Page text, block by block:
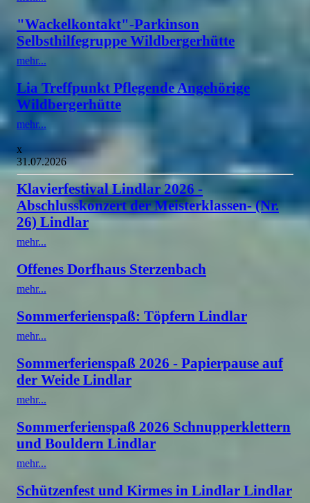
"Wackelkontakt"-Parkinson
Selbsthilfegruppe Wildbergerhütte
mehr...
Lia Treffpunkt Pflegende Angehörige
Wildbergerhütte
mehr...
x
31.07.2026
Klavierfestival Lindlar 2026 -
Abschlusskonzert der Meisterklassen- (Nr.
26) Lindlar
mehr...
Offenes Dorfhaus Sterzenbach
mehr...
Sommerferienspaß: Töpfern Lindlar
mehr...
Sommerferienspaß 2026 - Papierpause auf
der Weide Lindlar
mehr...
Sommerferienspaß 2026 Schnupperklettern
und Bouldern Lindlar
mehr...
Schützenfest und Kirmes in Lindlar Lindlar